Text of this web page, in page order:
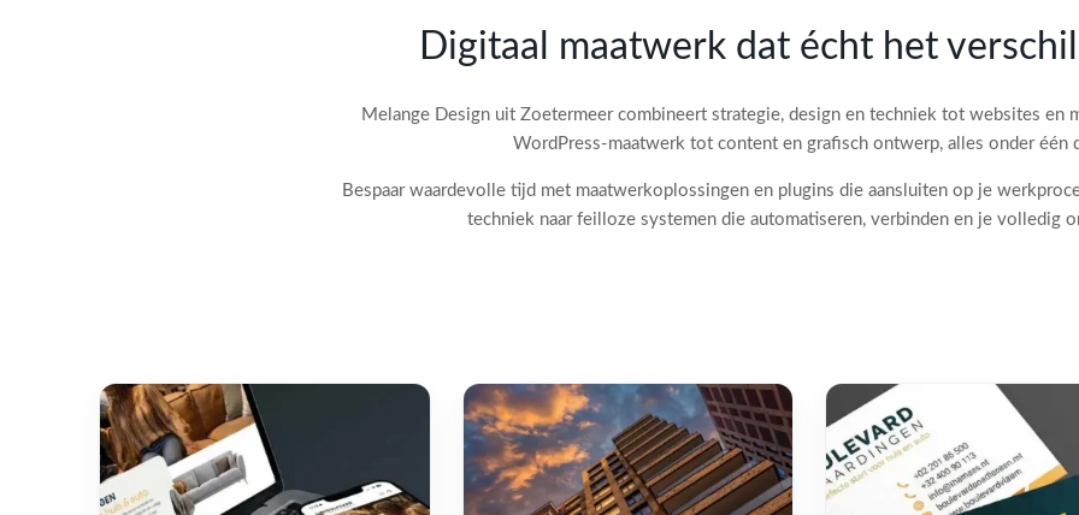
Digitaal maatwerk dat écht het
Melange Design uit Zoetermeer combineert strategie, design en techniek tot websites en
WordPress-maatwerk tot content en grafisch ontwerp, alles onder één
Bespaar waardevolle tijd met maatwerkoplossingen en plugins die aansluiten op je
techniek naar feilloze systemen die automatiseren, verbinden en je volledig